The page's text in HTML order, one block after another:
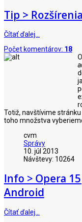
Tip >
Čítať ďalej…
Počet komentárov: 18
Totiž, navštívime
toho množstva
cvm
Správy
10. júl 2013
Návštevy: 10264
Info > Opera
Android
Čítať ďalej…